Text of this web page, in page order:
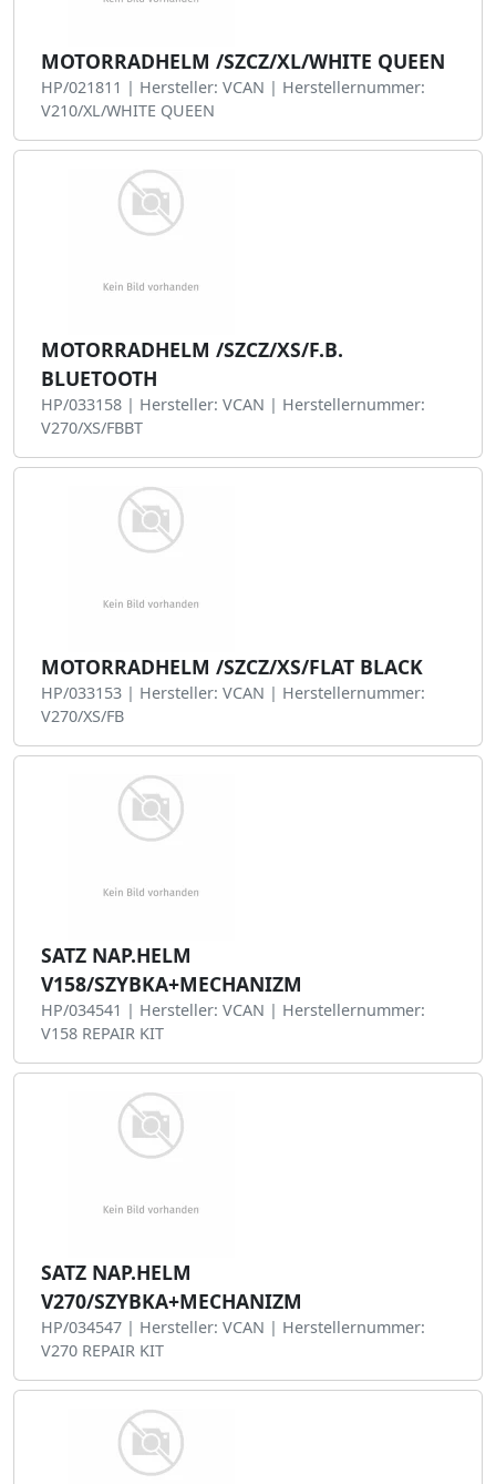
MOTORRADHELM /SZCZ/XL/WHITE QUEEN
HP/021811 | Hersteller: VCAN | Herstellernummer:
V210/XL/WHITE QUEEN
MOTORRADHELM /SZCZ/XS/F.B.
BLUETOOTH
HP/033158 | Hersteller: VCAN | Herstellernummer:
V270/XS/FBBT
MOTORRADHELM /SZCZ/XS/FLAT BLACK
HP/033153 | Hersteller: VCAN | Herstellernummer:
V270/XS/FB
SATZ NAP.HELM
V158/SZYBKA+MECHANIZM
HP/034541 | Hersteller: VCAN | Herstellernummer:
V158 REPAIR KIT
SATZ NAP.HELM
V270/SZYBKA+MECHANIZM
HP/034547 | Hersteller: VCAN | Herstellernummer:
V270 REPAIR KIT